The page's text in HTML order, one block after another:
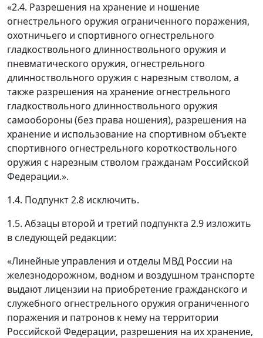
«2.4. Разрешения на хранение и ношение
огнестрельного оружия ограниченного поражения,
охотничьего и спортивного огнестрельного
гладкоствольного длинноствольного оружия и
пневматического оружия, огнестрельного
длинноствольного оружия с нарезным стволом, а
также разрешения на хранение огнестрельного
гладкоствольного длинноствольного оружия
самообороны (без права ношения), разрешения на
хранение и использование на спортивном объекте
спортивного огнестрельного короткоствольного
оружия с нарезным стволом гражданам Российской
Федерации.».
1.4. Подпункт 2.8 исключить.
1.5. Абзацы второй и третий подпункта 2.9 изложить
в следующей редакции:
«Линейные управления и отделы МВД России на
железнодорожном, водном и воздушном транспорте
выдают лицензии на приобретение гражданского и
служебного огнестрельного оружия ограниченного
поражения и патронов к нему на территории
Российской Федерации, разрешения на их хранение,